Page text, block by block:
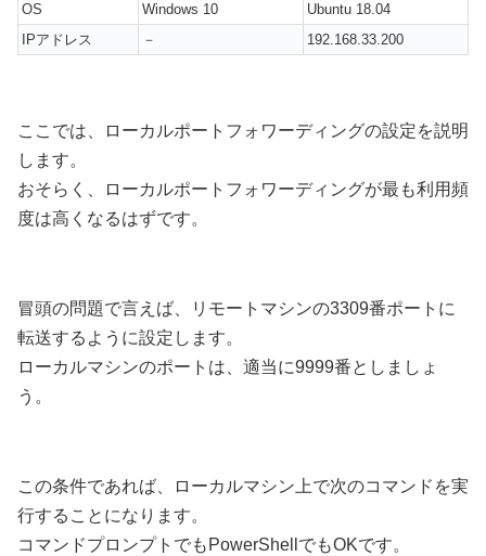
OS
Windows 10
Ubuntu 18.04
IPアドレス
－ 192.168.33.200
ここでは、ローカルポートフォワーディングの設定を説明
します。
おそらく、ローカルポートフォワーディングが最も利用頻
度は高くなるはずです。
冒頭の問題で言えば、リモートマシンの3309番ポートに
転送するように設定します。
ローカルマシンのポートは、適当に9999番としましょ
う。
この条件であれば、ローカルマシン上で次のコマンドを実
行することになります。
コマンドプロンプトでもPowerShellでもOKです。